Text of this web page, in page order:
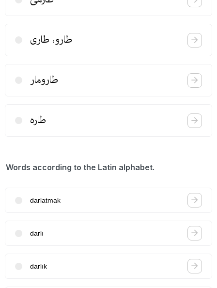
طارو، طاری
طارومار
طاره
Words according to the Latin alphabet.
darlatmak
darlı
darlık